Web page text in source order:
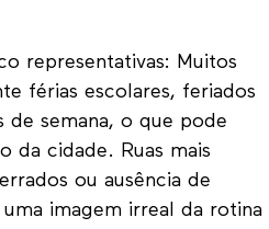
representativas: Muitos
férias escolares, feriados
de semana, o que pode
da cidade. Ruas mais
ou ausência de
imagem irreal da rotina